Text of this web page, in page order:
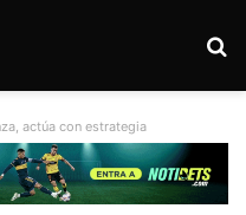
actúa con estrategia